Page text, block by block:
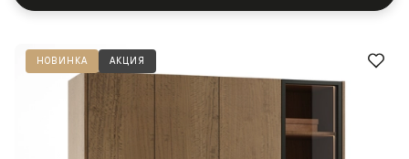
НОВИНКА АКЦИЯ